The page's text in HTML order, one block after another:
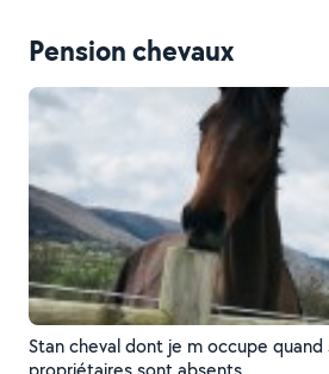
Pension chevaux
Stan cheval dont je m occupe quand